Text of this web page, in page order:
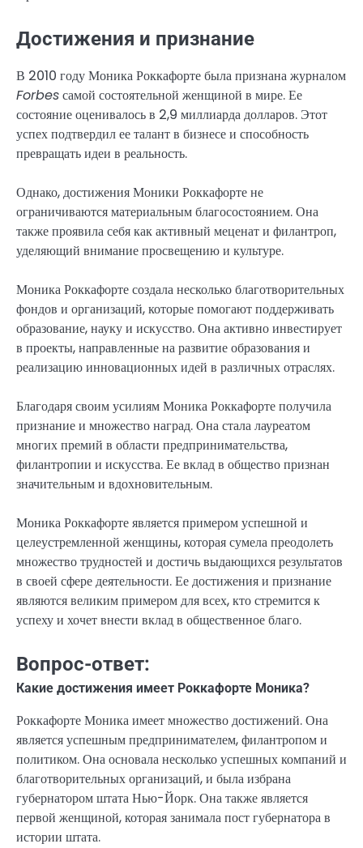
Достижения и признание
В 2010 году Моника Роккафорте была признана журналом
Forbesсамой состоятельной женщиной в мире. Ее
состояние оценивалось в 2,9 миллиарда долларов. Этот
успех подтвердил ее талант в бизнесе и способность
превращать идеи в реальность.
Однако, достижения Моники Роккафорте не
ограничиваются материальным благосостоянием. Она
также проявила себя как активный меценат и филантроп,
уделяющий внимание просвещению и культуре.
Моника Роккафорте создала несколько благотворительных
фондов и организаций, которые помогают поддерживать
образование, науку и искусство. Она активно инвестирует
в проекты, направленные на развитие образования и
реализацию инновационных идей в различных отраслях.
Благодаря своим усилиям Моника Роккафорте получила
признание и множество наград. Она стала лауреатом
многих премий в области предпринимательства,
филантропии и искусства. Ее вклад в общество признан
значительным и вдохновительным.
Моника Роккафорте является примером успешной и
целеустремленной женщины, которая сумела преодолеть
множество трудностей и достичь выдающихся результатов
в своей сфере деятельности. Ее достижения и признание
являются великим примером для всех, кто стремится к
успеху и хочет внести вклад в общественное благо.
Вопрос-ответ:
Какие достижения имеет Роккафорте Моника?
Роккафорте Моника имеет множество достижений. Она
является успешным предпринимателем, филантропом и
политиком. Она основала несколько успешных компаний и
благотворительных организаций, и была избрана
губернатором штата Нью-Йорк. Она также является
первой женщиной, которая занимала пост губернатора в
истории штата.